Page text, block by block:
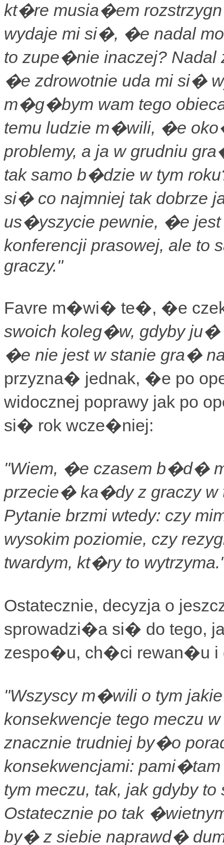
kt�re musia�em
wydaje mi si�, �e nadal
to zupe�nie inaczej?
�e zdrowotnie uda mi si�
m�g�bym wam tego
temu ludzie m�wili, �e
problemy, a ja w grudniu
tak samo b�dzie w tym
si� co najmniej tak dobrze
us�yszycie pewnie, �e
konferencji prasowej, ale
graczy."
Favre m�wi� te�, �e
swoich koleg�w, gdyby
�e nie jest w stanie gra�
przyzna� jednak, �e po
widocznej poprawy jak po
si� rok wcze�niej:
"Wiem, �e czasem b�d�
przecie� ka�dy z graczy
Pytanie brzmi wtedy: czy
wysokim poziomie, czy
twardym, kt�ry to
Ostatecznie, decyzja o
sprowadzi�a si� do tego,
zespo�u, ch�ci rewan�u i
"Wszyscy m�wili o tym
konsekwencje tego meczu
znacznie trudniej by�o
konsekwencjami:
tym meczu, tak, jak gdyby
Ostatecznie po tak
by� z siebie naprawd�